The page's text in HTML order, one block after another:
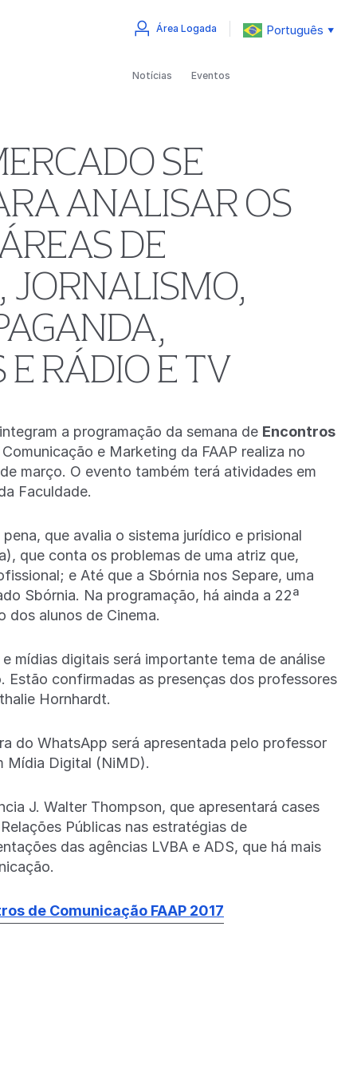
Área Logada Português ▼
Notícias Eventos
SE
ANALISAR OS
DE
E RÁDIO E TV
a programação da semana de Encontros
e Marketing da FAAP realiza no
março. O evento também terá atividades em
Faculdade.
que avalia o sistema jurídico e prisional
que conta os problemas de uma atriz que,
e Até que a Sbórnia nos Separe, uma
Sbórnia. Na programação, há ainda a 22ª
dos alunos de Cinema.
mídias digitais será importante tema de análise
confirmadas as presenças dos professores
Hornhardt.
do WhatsApp será apresentada pelo professor
Mídia Digital (NiMD).
J. Walter Thompson, que apresentará cases
Públicas nas estratégias de
das agências LVBA e ADS, que há mais
de Comunicação FAAP 2017